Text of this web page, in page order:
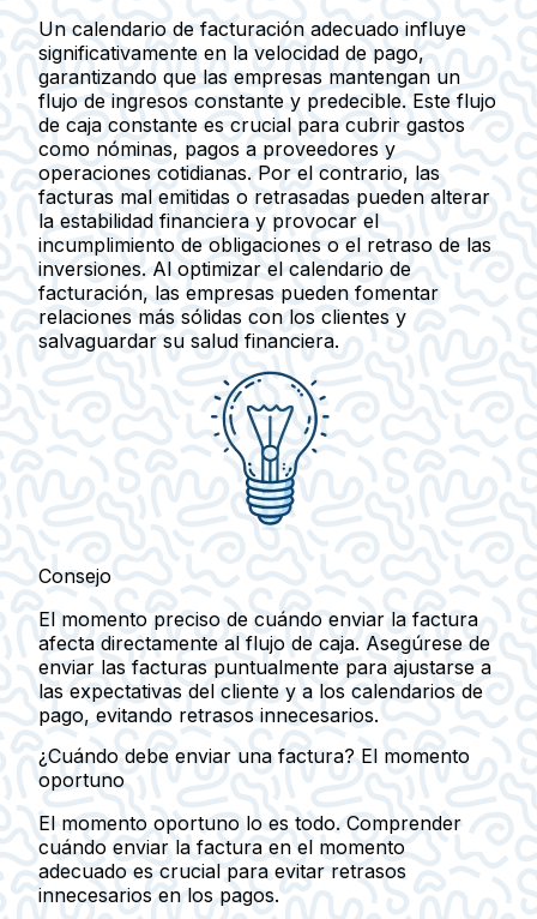
Un calendario de facturación adecuado influye
significativamente en la velocidad de pago,
garantizando que las empresas mantengan un
flujo de ingresos constante y predecible. Este flujo
de caja constante es crucial para cubrir gastos
como nóminas, pagos a proveedores y
operaciones cotidianas. Por el contrario, las
facturas mal emitidas o retrasadas pueden alterar
la estabilidad financiera y provocar el
incumplimiento de obligaciones o el retraso de las
inversiones. Al optimizar el calendario de
facturación, las empresas pueden fomentar
relaciones más sólidas con los clientes y
salvaguardar su salud financiera.
Consejo
El momento preciso de cuándo enviar la factura
afecta directamente al flujo de caja. Asegúrese de
enviar las facturas puntualmente para ajustarse a
las expectativas del cliente y a los calendarios de
pago, evitando retrasos innecesarios.
¿Cuándo debe enviar una factura? El momento
oportuno
El momento oportuno lo es todo. Comprender
cuándo enviar la factura en el momento
adecuado es crucial para evitar retrasos
innecesarios en los pagos.